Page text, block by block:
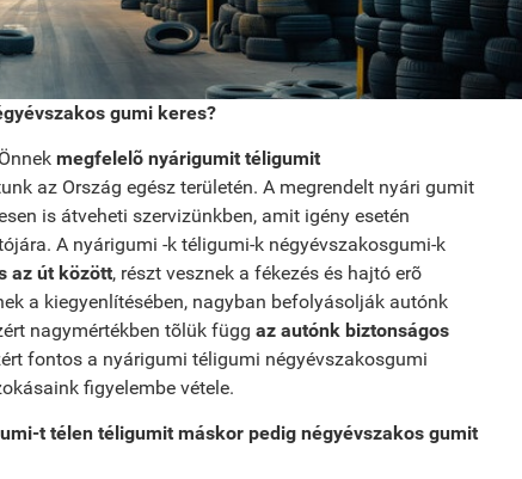
gumi keres?
megfelelõ nyárigumit téligumit
az Ország egész területén. A megrendelt nyári gumit
is átveheti szervizünkben, amit igény esetén
A nyárigumi -k téligumi-k négyévszakosgumi-k
az út között, részt vesznek a fékezés és hajtó erõ
a kiegyenlítésében, nagyban befolyásolják autónk
nagymértékben tõlük függ az autónk biztonságos
fontos a nyárigumi téligumi négyévszakosgumi
figyelembe vétele.
t télen téligumit máskor pedig négyévszakos gumit